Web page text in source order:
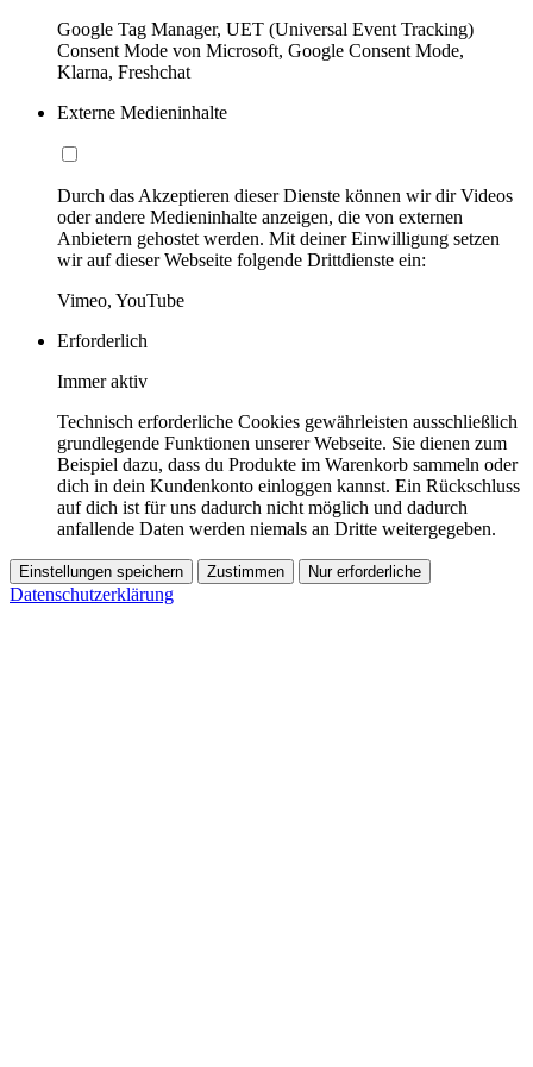
Google Tag Manager, UET (Universal Event Tracking)
Consent Mode von Microsoft, Google Consent Mode,
Klarna, Freshchat
Externe Medieninhalte
Durch das Akzeptieren dieser Dienste können wir dir Videos
oder andere Medieninhalte anzeigen, die von externen
Anbietern gehostet werden. Mit deiner Einwilligung setzen
wir auf dieser Webseite folgende Drittdienste ein:
Vimeo, YouTube
Erforderlich
Immer aktiv
Technisch erforderliche Cookies gewährleisten ausschließlich
grundlegende Funktionen unserer Webseite. Sie dienen zum
Beispiel dazu, dass du Produkte im Warenkorb sammeln oder
dich in dein Kundenkonto einloggen kannst. Ein Rückschluss
auf dich ist für uns dadurch nicht möglich und dadurch
anfallende Daten werden niemals an Dritte weitergegeben.
Einstellungen speichern Zustimmen Nur erforderliche
Datenschutzerklärung